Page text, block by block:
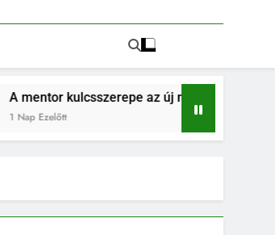
az új munkavállalók sikeres